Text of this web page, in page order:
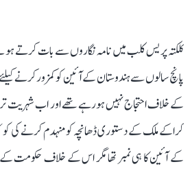
کلکتہ پریس کلب میں نامہ نگاروں سے بات کرتے
پانچ سالوں سے ہندوستان کے آئین کوکمزور کرنے
کے خلاف احتجاج نہیں ہورہے تھے اور اب شہریت
کراکے ملک کے دستوری ڈھانچہ کو منہدم کرنے کی
کے آئین کا ہی نمبر تھا مگر اس کے خلاف حکومت